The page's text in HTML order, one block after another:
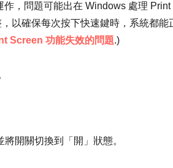
，問題可能出在 Windows 處理 Print
以確保每次按下快速鍵時，系統都能
Screen 功能失效的問題.)
開關切換到「開」狀態。